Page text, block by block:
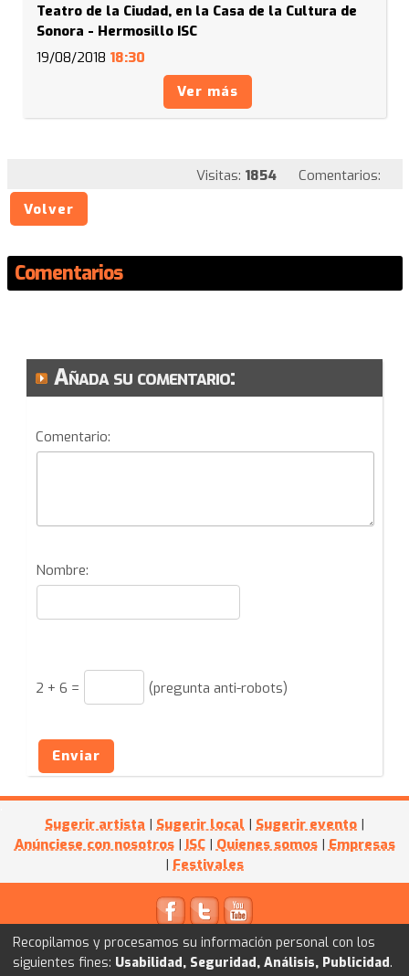
Teatro de la Ciudad, en la Casa de la Cultura de
Sonora - Hermosillo ISC
19/08/2018 18:30
Ver más
Visitas: 1854
Comentarios:
Volver
Comentarios
Añada su comentario:
Comentario:
Nombre:
2 + 6 = (pregunta anti-robots)
Enviar
Sugerir artista | Sugerir local | Sugerir evento |
Anúnciese con nosotros | ISC | Quienes somos | Empresas
| Festivales
© 2011Kultube.net- Powered byI+D WEB
Recopilamos y procesamos su información personal con los
siguientes fines: Usabilidad, Seguridad, Análisis, Publicidad.